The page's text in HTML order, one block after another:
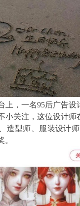
上，一名95后广告设
小关注，这位设计师
造型师、服装设计